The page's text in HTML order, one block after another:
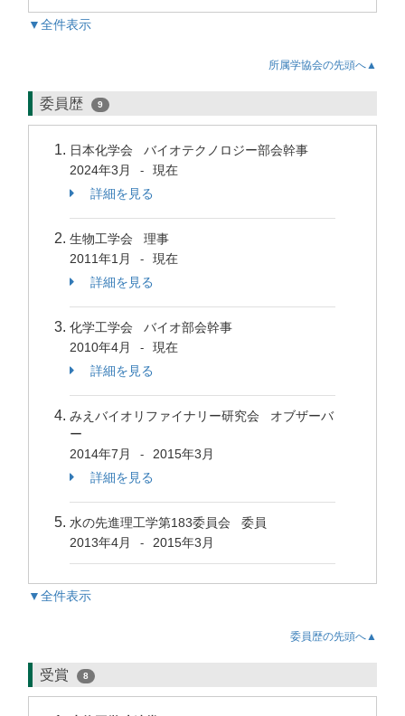
▼全件表示
所属学協会の先頭へ▲
委員歴 9
日本化学会 バイオテクノロジー部会幹事
2024年3月
-
現在
詳細を見る
生物工学会 理事
2011年1月
-
現在
詳細を見る
化学工学会 バイオ部会幹事
2010年4月
-
現在
詳細を見る
みえバイオリファイナリー研究会 オブザーバ
ー
2014年7月
-
2015年3月
詳細を見る
水の先進理工学第183委員会 委員
2013年4月
- 2015年3月
▼全件表示
委員歴の先頭へ▲
受賞 8